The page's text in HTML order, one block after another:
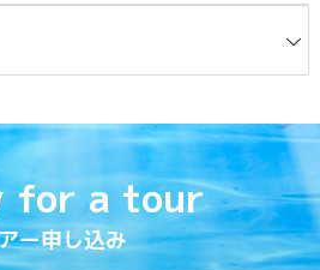
for a tour
ー申し込み